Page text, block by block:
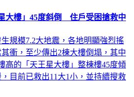
大樓」45度斜倒 住戶受困搶救中
規模7.2大地震，各地明顯強烈搖
衝，至少傳出2棟大樓倒塌，其中
高的「天王星大樓」整棟樓45度傾
目前已救出11大1小，並持續搜救